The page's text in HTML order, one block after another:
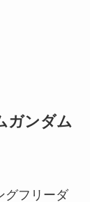
ガンダム
グフリーダ